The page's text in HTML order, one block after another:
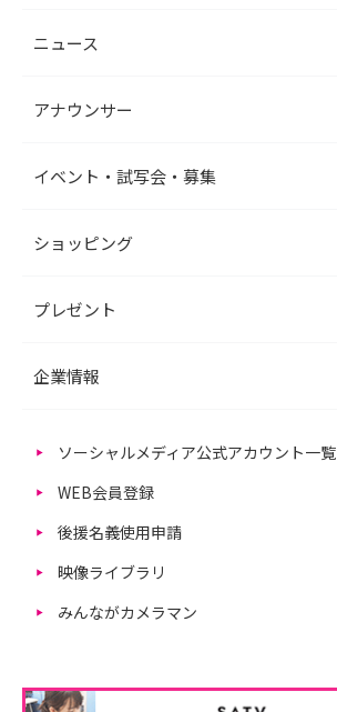
ニュース
アナウンサー
イベント・試写会・募集
ショッピング
プレゼント
企業情報
ソーシャルメディア公式アカウント一覧
WEB会員登録
後援名義使用申請
映像ライブラリ
みんながカメラマン